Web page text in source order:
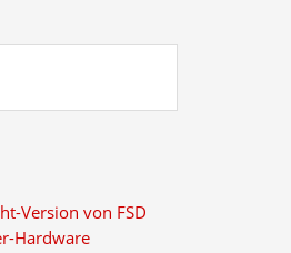
Version von FSD
Hardware